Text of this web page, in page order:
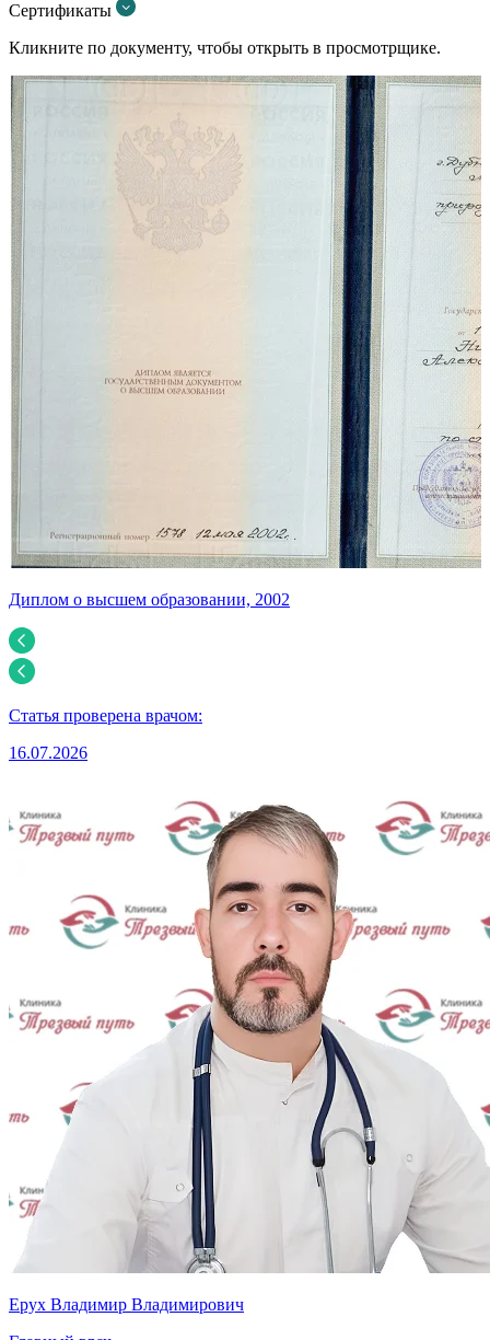
Сертификаты
Кликните по документу, чтобы открыть в просмотрщике.
Диплом о высшем образовании, 2002
Статья проверена врачом:
16.07.2026
Ерух Владимир Владимирович